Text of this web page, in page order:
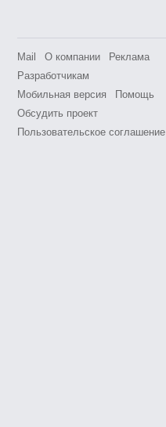
Mail О компании
Реклама
Разработчикам
Мобильная версия
Помощь
Обсудить проект
Пользовательское соглашение